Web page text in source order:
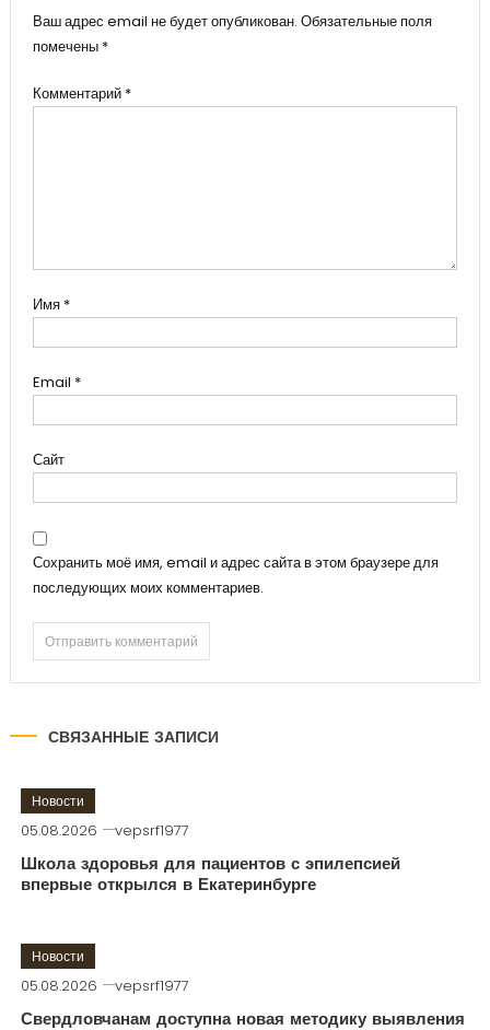
Ваш адрес email не будет опубликован. Обязательные поля
помечены *
Комментарий *
Имя *
Email *
Сайт
Сохранить моё имя, email и адрес сайта в этом браузере для
последующих моих комментариев.
СВЯЗАННЫЕ ЗАПИСИ
Новости
05.08.2026 vepsrf1977
Школа здоровья для пациентов с эпилепсией
впервые открылся в Екатеринбурге
Новости
05.08.2026 vepsrf1977
Свердловчанам доступна новая методику выявления